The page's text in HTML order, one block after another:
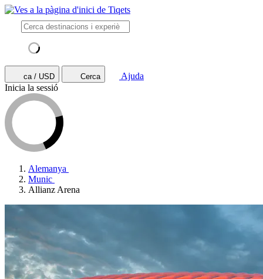
ca / USD Cerca
Ajuda
Inicia la sessió
Alemanya
Munic
Allianz Arena